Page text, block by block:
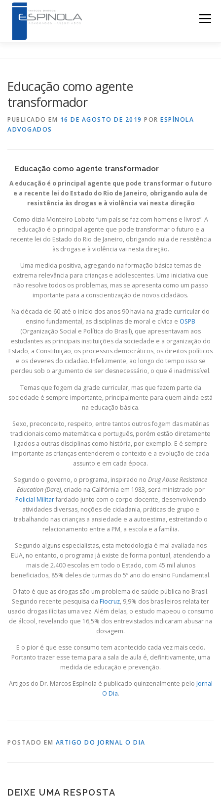
Pular para o conteúdo
Menu
NOTÍCIAS LINKS
Educação como agente
transformador
PUBLICADO EM 16 DE AGOSTO DE 2019 POR ESPÍNOLA
ADVOGADOS
Educação como agente transformador
A educação é o principal agente que pode transformar o futuro
e a recente lei do Estado do Rio de Janeiro, obrigando aula de
resistência às drogas e à violência vai nesta direção
Como dizia Monteiro Lobato “um país se faz com homens e livros”. A
educação é o principal agente que pode transformar o futuro e a
recente lei do Estado do Rio de Janeiro, obrigando aula de resistência
às drogas e à violência vai nesta direção.
Uma medida positiva, agregando na formação básica temas de
extrema relevância para crianças e adolescentes. Uma iniciativa que
não resolve todos os problemas, mas se apresenta como um passo
importante para a conscientização de novos cidadãos.
Na década de 60 até o início dos anos 90 havia na grade curricular do
ensino fundamental, as disciplinas de moral e cívica e OSPB
(Organização Social e Política do Brasil), que apresentavam aos
estudantes as principais instituições da sociedade e a organização do
Estado, a Constituição, os processos democráticos, os direitos políticos
e os deveres do cidadão. Infelizmente, ao longo do tempo isso se
perdeu sob o argumento de ser desnecessário, o que é inadmissível.
Temas que fogem da grade curricular, mas que fazem parte da
sociedade é sempre importante, principalmente para quem ainda está
na educação básica.
Sexo, preconceito, respeito, entre tantos outros fogem das matérias
tradicionais como matemática e português, porém estão diretamente
ligados a outras disciplinas como história, por exemplo. E é sempre
importante as crianças entenderem o contexto e a evolução de cada
assunto e em cada época.
Segundo o governo, o programa, inspirado no Drug Abuse Resistance
Education (Dare), criado na Califórnia em 1983, será ministrado por
Policial Militarfardado junto com o corpo docente, desenvolvendo
atividades diversas, noções de cidadania, práticas de grupo e
trabalhando nas crianças a ansiedade e a autoestima, estreitando o
relacionamento entre a PM, a escola e a família.
Segundo alguns especialistas, esta metodologia é mal avaliada nos
EUA, no entanto, o programa já existe de forma pontual, atendendo a
mais de 2.400 escolas em todo o Estado, com 45 mil alunos
beneficiados, 85% deles de turmas do 5º ano do ensino Fundamental.
O fato é que as drogas são um problema de saúde pública no Brasil.
Segundo recente pesquisa da Fiocruz, 9,9% dos brasileiros relata ter
usado drogas ilícitas uma vez. Além delas, o estudo mapeou o consumo
de álcool, revelando que 16,5% dos entrevistados indicaram abusar na
dosagem.
E o pior é que esse consumo tem acontecido cada vez mais cedo.
Portanto trazer esse tema para a sala de aula é, definitivamente, uma
medida de educação e prevenção.
Artigos do Dr. Marcos Espínola é publicado quinzenalmente pelo Jornal
O Dia.
POSTADO EM ARTIGO DO JORNAL O DIA
DEIXE UMA RESPOSTA